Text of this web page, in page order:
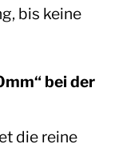
bis keine
bei der
die reine